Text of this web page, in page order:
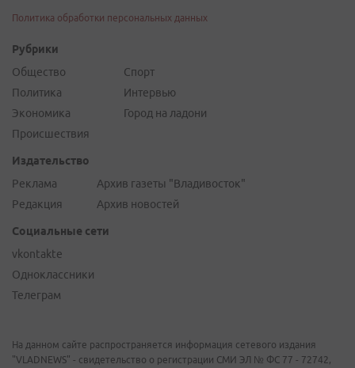
Политика обработки персональных данных
Рубрики
Общество
Политика
Экономика
Происшествия
Спорт
Интервью
Город на ладони
Издательство
Реклама
Редакция
Архив газеты "Владивосток"
Архив новостей
Социальные сети
vkontakte
Одноклассники
Телеграм
На данном сайте распространяется информация сетевого издания
"VLADNEWS" - свидетельство о регистрации СМИ ЭЛ № ФС 77 - 72742,